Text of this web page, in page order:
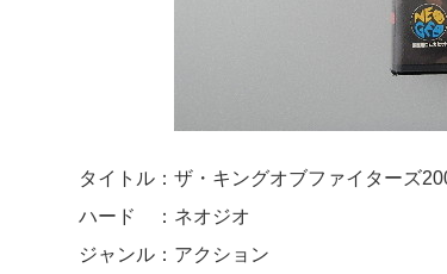
タイトル：ザ・キングオブファイターズ
ハード ：ネオジオ
ジャンル：アクション